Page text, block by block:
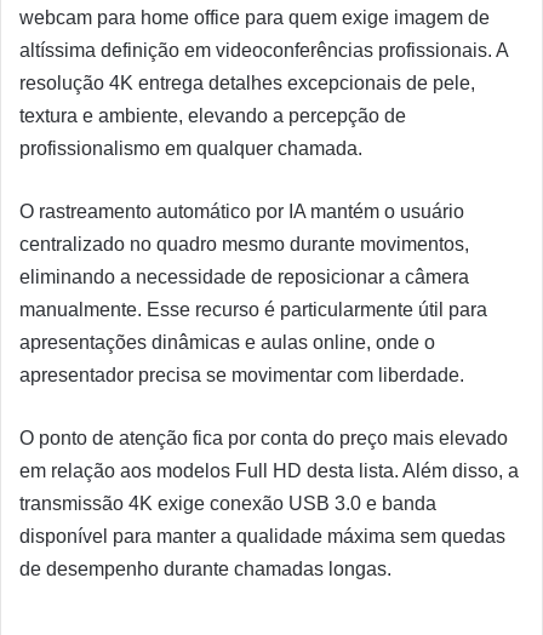
webcam para home office para quem exige imagem de
altíssima definição em videoconferências profissionais. A
resolução 4K entrega detalhes excepcionais de pele,
textura e ambiente, elevando a percepção de
profissionalismo em qualquer chamada.
O rastreamento automático por IA mantém o usuário
centralizado no quadro mesmo durante movimentos,
eliminando a necessidade de reposicionar a câmera
manualmente. Esse recurso é particularmente útil para
apresentações dinâmicas e aulas online, onde o
apresentador precisa se movimentar com liberdade.
O ponto de atenção fica por conta do preço mais elevado
em relação aos modelos Full HD desta lista. Além disso, a
transmissão 4K exige conexão USB 3.0 e banda
disponível para manter a qualidade máxima sem quedas
de desempenho durante chamadas longas.